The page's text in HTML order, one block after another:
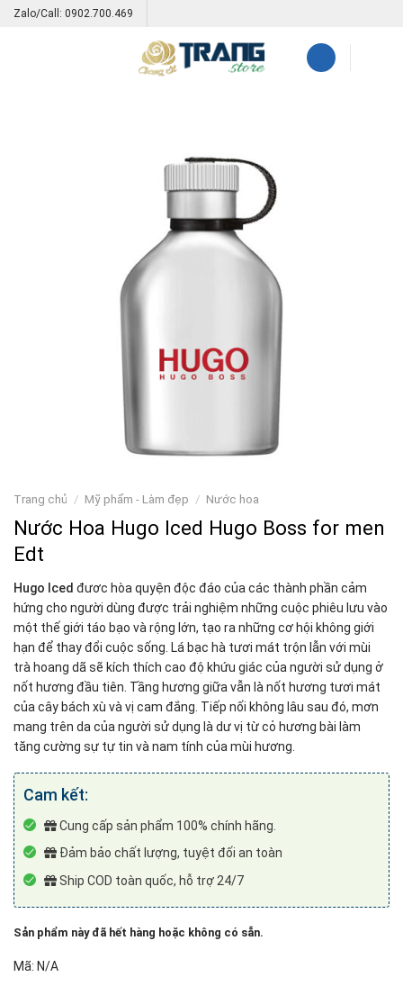
SkipZalo/Call: 0902.700.469
Trang chủ / Mỹ phẩm - Làm đẹp / Nước hoa
Nước Hoa Hugo Iced Hugo Boss for men
Edt
Hugo Iced đươc hòa quyện độc đáo của các thành phần cảm
hứng cho người dùng được trải nghiệm những cuộc phiêu lưu vào
một thế giới táo bạo và rộng lớn, tạo ra những cơ hội không giới
hạn để thay đổi cuộc sống. Lá bạc hà tươi mát trộn lẫn với mùi
trà hoang dã sẽ kích thích cao độ khứu giác của người sử dụng ở
nốt hương đầu tiên. Tầng hương giữa vẫn là nốt hương tươi mát
của cây bách xù và vị cam đắng. Tiếp nối không lâu sau đó, mơn
mang trên da của người sử dụng là dư vị từ cỏ hương bài làm
tăng cường sự tự tin và nam tính của mùi hương.
Cam kết:
Cung cấp sản phẩm 100% chính hãng.
Đảm bảo chất lượng, tuyệt đối an toàn
Ship COD toàn quốc, hỗ trợ 24/7
Sản phẩm này đã hết hàng hoặc không có sẵn.
Mã: N/A